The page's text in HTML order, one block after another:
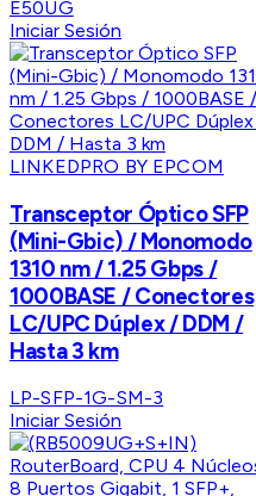
E50UG
Iniciar Sesión
LINKEDPRO BY EPCOM
Transceptor Óptico SFP
(Mini-Gbic) / Monomodo
1310 nm / 1.25 Gbps /
1000BASE / Conectores
LC/UPC Dúplex / DDM /
Hasta 3 km
LP-SFP-1G-SM-3
Iniciar Sesión